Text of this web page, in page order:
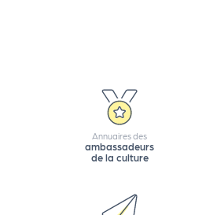
Annuaires des
ambassadeurs
de la culture